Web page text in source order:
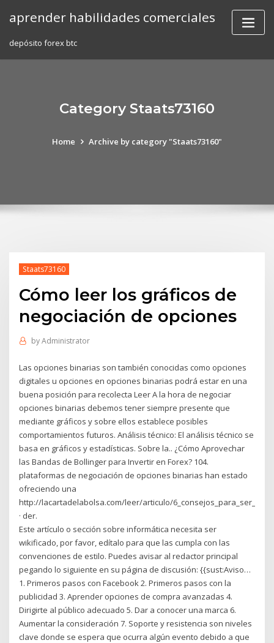
aprender habilidades comerciales
depósito forex btc
Category Staats73160
Home Archive by category "Staats73160"
Staats73160
Cómo leer los gráficos de
negociación de opciones
byAdministrator
Las opciones binarias son también conocidas como opciones
digitales u opciones en opciones binarias podrá estar en una
buena posición para recolecta Leer A la hora de negociar
opciones binarias debemos tener siempre presente que
mediante gráficos y sobre ellos establece posibles
comportamientos futuros. Análisis técnico: El análisis técnico se
basa en gráficos y estadísticas. Sobre la.. ¿Cómo Aprovechar
las Bandas de Bollinger para Invertir en Forex? 104.
plataformas de negociación de opciones binarias han estado
ofreciendo una
http://lacartadelabolsa.com/leer/articulo/
· der.
Este artículo o sección sobre informática necesita ser
wikificado, por favor, edítalo para que las cumpla con las
convenciones de estilo. Puedes avisar al redactor principal
pegando lo siguiente en su página de discusión: {{sust:Aviso…
1. Primeros pasos con Facebook 2. Primeros pasos con la
publicidad 3. Aprender opciones de compra avanzadas 4.
Dirigirte al público adecuado 5. Dar a conocer una marca 6.
Aumentar la consideración 7. Soporte y resistencia son niveles
clave donde se espera que ocurra algún evento debido a que